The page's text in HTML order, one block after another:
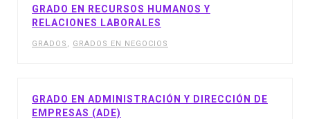
GRADO EN RECURSOS HUMANOS Y
RELACIONES LABORALES
GRADOS , GRADOS EN NEGOCIOS
GRADO EN ADMINISTRACIÓN Y DIRECCIÓN DE
EMPRESAS (ADE)